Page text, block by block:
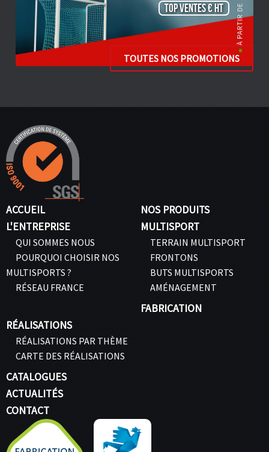
TOP VENTES € HT
TOUTES NOS PROMOTIONS
ACCUEIL
L'ENTREPRISE
QUI SOMMES NOUS
POURQUOI CHOISIR NOS
MULTISPORTS ?
RÉSEAU FRANCE
NOS PRODUITS
MULTISPORT
TERRAIN MULTISPORT
FRONTONS
BUTS MULTISPORTS
AMÉNAGEMENT
FABRICATION
RÉALISATIONS
RÉALISATIONS PAR THÈME
CARTE DES RÉALISATIONS
CATALOGUES
ACTUALITÉS
CONTACT